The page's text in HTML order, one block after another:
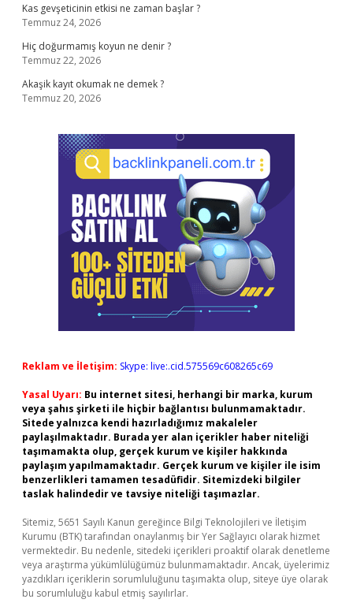
Kas gevşeticinin etkisi ne zaman başlar ?
Temmuz 24, 2026
Hiç doğurmamış koyun ne denir ?
Temmuz 22, 2026
Akaşik kayıt okumak ne demek ?
Temmuz 20, 2026
Reklam ve İletişim: Skype: live:.cid.575569c608265c69
Yasal Uyarı: Bu internet sitesi, herhangi bir marka, kurum
veya şahıs şirketi ile hiçbir bağlantısı bulunmamaktadır.
Sitede yalnızca kendi hazırladığımız makaleler
paylaşılmaktadır. Burada yer alan içerikler haber niteliği
taşımamakta olup, gerçek kurum ve kişiler hakkında
paylaşım yapılmamaktadır. Gerçek kurum ve kişiler ile isim
benzerlikleri tamamen tesadüfidir. Sitemizdeki bilgiler
taslak halindedir ve tavsiye niteliği taşımazlar.
Sitemiz, 5651 Sayılı Kanun gereğince Bilgi Teknolojileri ve İletişim
Kurumu (BTK) tarafından onaylanmış bir Yer Sağlayıcı olarak hizmet
vermektedir. Bu nedenle, sitedeki içerikleri proaktif olarak denetleme
veya araştırma yükümlülüğümüz bulunmamaktadır. Ancak, üyelerimiz
yazdıkları içeriklerin sorumluluğunu taşımakta olup, siteye üye olarak
bu sorumluluğu kabul etmiş sayılırlar.